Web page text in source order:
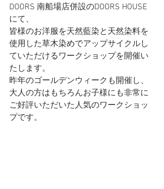
DOORS 南船場店併設のDOORS HOUSE
にて、
皆様のお洋服を天然藍染と天然染料を
使用した草木染めでアップサイクルし
ていただけるワークショップを開催い
たします。
昨年のゴールデンウィークも開催し、
大人の方はもちろんお子様にも非常に
ご好評いただいた人気のワークショッ
プです。